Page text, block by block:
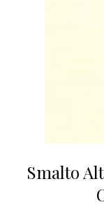
Smalto